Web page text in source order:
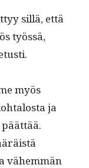
sil­lä, että
työssä,
myös
ja
vähem­män